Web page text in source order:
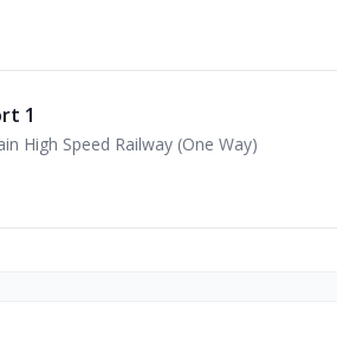
1
High Speed Railway (One Way)